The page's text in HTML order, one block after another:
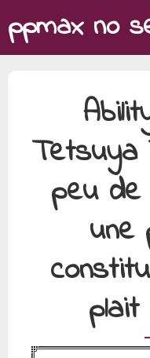
to
content
ppmax no
Tetsuya
peu
une
plait